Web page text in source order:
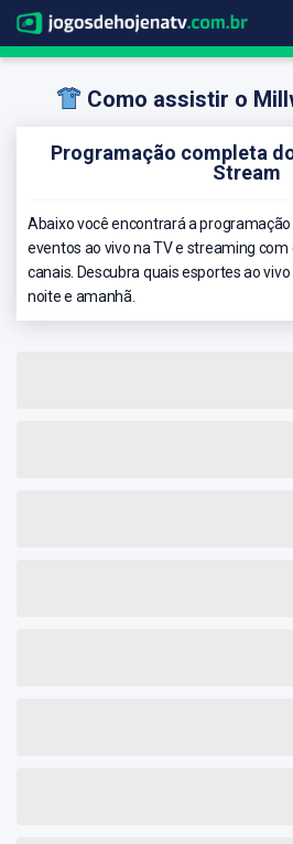
Como assistir o
Programação completa
Stream
Abaixo você encontrará a
eventos ao vivo na TV e streaming com
canais. Descubra quais esportes ao
noite e amanhã.